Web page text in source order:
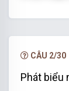
CÂU 2/30
Phát biểu